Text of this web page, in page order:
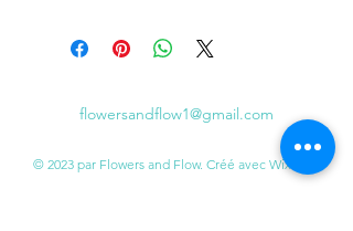
flowersandflow1@gmail.com
© 2023 par Flowers and Flow. Créé avec Wix.com